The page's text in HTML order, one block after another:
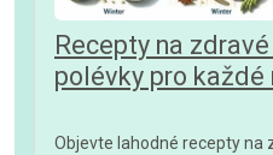
Recepty na
polévky pro
Objevte lahodné recepty na